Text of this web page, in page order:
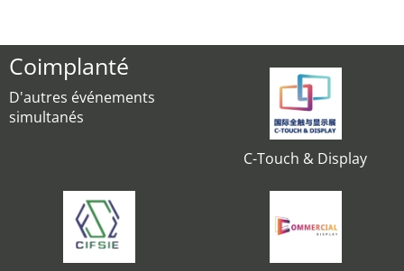
Coimplanté
D'autres événements
simultanés
C-Touch & Display